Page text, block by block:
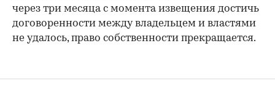
через три месяца с момента извещения достичь
договоренности между владельцем и властями
не удалось, право собственности прекращается.